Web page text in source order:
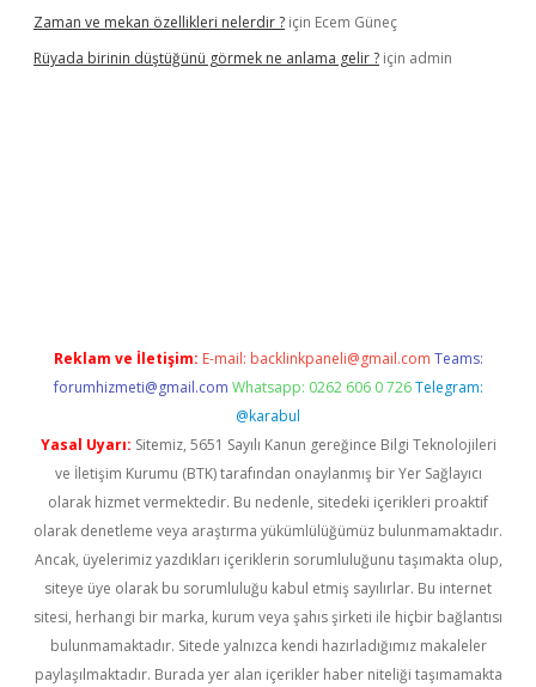
Zaman ve mekan özellikleri nelerdir ? için Ecem Güneç
Rüyada birinin düştüğünü görmek ne anlama gelir ? için admin
Reklam ve İletişim: E-mail: backlinkpaneli@gmail.com Teams:
forumhizmeti@gmail.com Whatsapp: 0262 606 0 726 Telegram:
@karabul
Yasal Uyarı: Sitemiz, 5651 Sayılı Kanun gereğince Bilgi Teknolojileri
ve İletişim Kurumu (BTK) tarafından onaylanmış bir Yer Sağlayıcı
olarak hizmet vermektedir. Bu nedenle, sitedeki içerikleri proaktif
olarak denetleme veya araştırma yükümlülüğümüz bulunmamaktadır.
Ancak, üyelerimiz yazdıkları içeriklerin sorumluluğunu taşımakta olup,
siteye üye olarak bu sorumluluğu kabul etmiş sayılırlar. Bu internet
sitesi, herhangi bir marka, kurum veya şahıs şirketi ile hiçbir bağlantısı
bulunmamaktadır. Sitede yalnızca kendi hazırladığımız makaleler
paylaşılmaktadır. Burada yer alan içerikler haber niteliği taşımamakta